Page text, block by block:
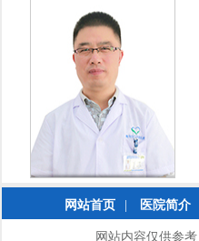
网站首页 医院简介
网站内容仅供参